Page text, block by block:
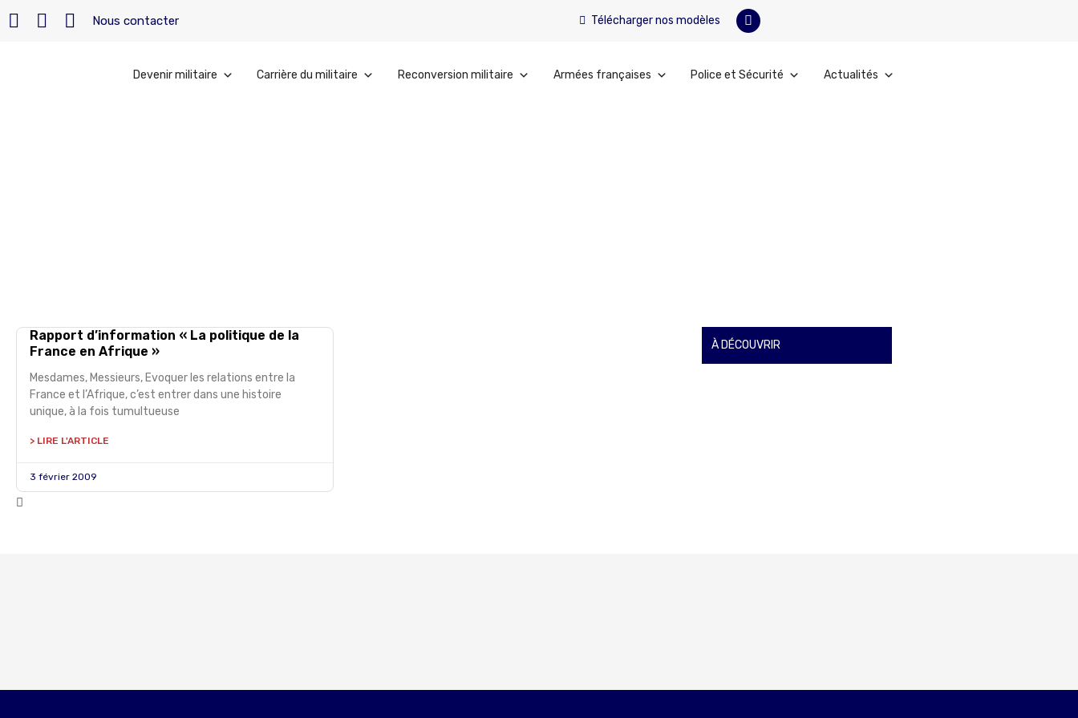
Nous contacter Télécharger nos modèles
Devenir militaire Carrière du militaire Reconversion militaire Armées françaises Police et Sécurité Actualités
Rapport d’information « La politique de la
France en Afrique »
Mesdames, Messieurs, Evoquer les relations entre la
France et l’Afrique, c’est entrer dans une histoire
unique, à la fois tumultueuse
> LIRE L'ARTICLE
3 février 2009
À DÉCOUVRIR